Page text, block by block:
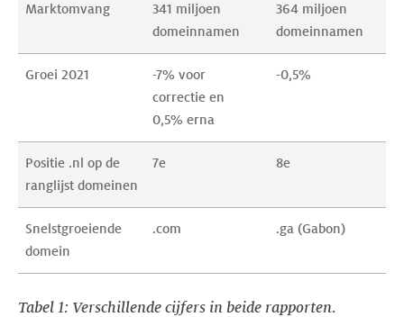
Marktomvang
341 miljoen
domeinnamen
364 miljoen
domeinnamen
Groei 2021
-7% voor
correctie en
0,5% erna
-0,5%
Positie .nl op de
ranglijst domeinen
7e 8e
Snelstgroeiende
domein
.com .ga (Gabon)
Tabel 1: Verschillende cijfers in beide rapporten.